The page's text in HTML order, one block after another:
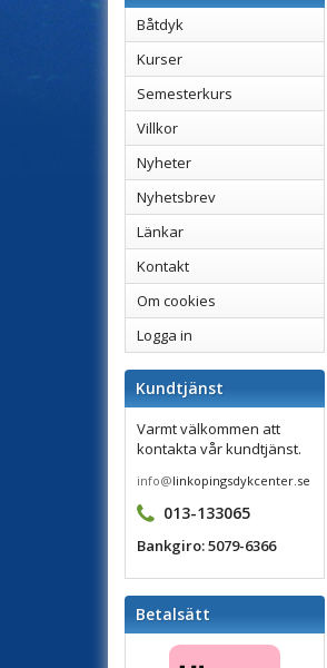
Båtdyk
Kurser
Semesterkurs
Villkor
Nyheter
Nyhetsbrev
Länkar
Kontakt
Om cookies
Logga in
Kundtjänst
Varmt välkommen att
kontakta vår kundtjänst.
info@linkopingsdykcenter.se
013-133065
Bankgiro: 5079-6366
Betalsätt